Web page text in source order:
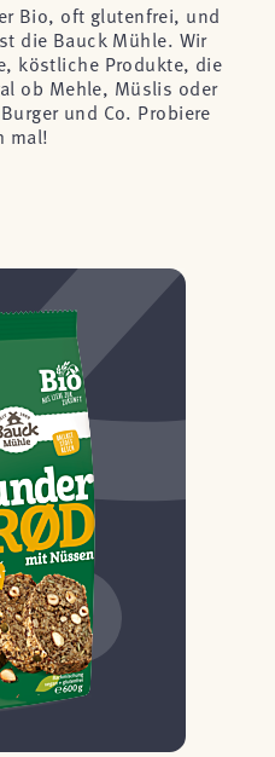
Bio, oft glutenfrei, und
die Bauck Mühle. Wir
köstliche Produkte, die
ob Mehle, Müslis oder
und Co. Probiere
mal!